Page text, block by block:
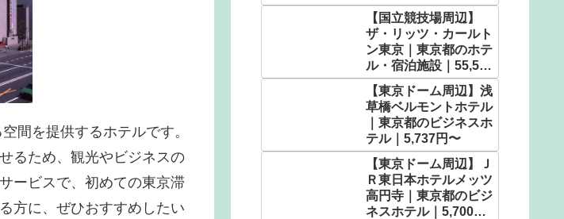
間を提供するホテルです。
るため、観光やビジネスの
ービスで、初めての東京滞
方に、ぜひおすすめしたい
テル｜6,960円〜
【国立競技場周辺】
ザ・リッツ・カールト
ン東京｜東京都のホテ
ル・宿泊施設｜55,592
円〜
【東京ドーム周辺】浅
草橋ベルモントホテル
｜東京都のビジネスホ
テル｜5,737円〜
【東京ドーム周辺】Ｊ
Ｒ東日本ホテルメッツ
高円寺｜東京都のビジ
ネスホテル｜5,700